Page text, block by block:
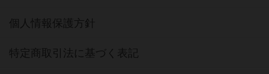
個人情報保護方針
特定商取引法に基づく表記